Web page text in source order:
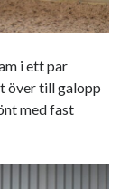
i ett par
över till galopp
med fast